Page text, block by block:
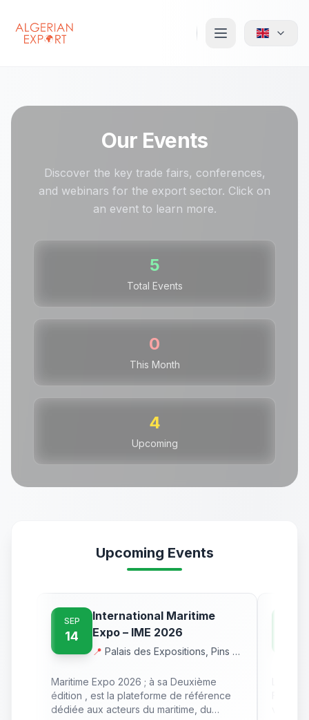
Our Events
Discover the key trade fairs, conferences,
and webinars for the export sector. Click on
an event to learn more.
5
Total Events
0
This Month
4
Upcoming
Upcoming Events
SEP
14
International Maritime
Expo – IME 2026
📍 Palais des Expositions, Pins maritimes - ALGER
Maritime Expo 2026 ; à sa Deuxième
édition , est la plateforme de référence
dédiée aux acteurs du maritime, du